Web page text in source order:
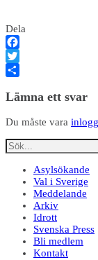
Dela
Facebook
Twitter
Lämna ett svar
Du måste vara
Asylsökande
Val i Sverige
Meddelande
Arkiv
Idrott
Svenska Press
Bli medlem
Kontakt